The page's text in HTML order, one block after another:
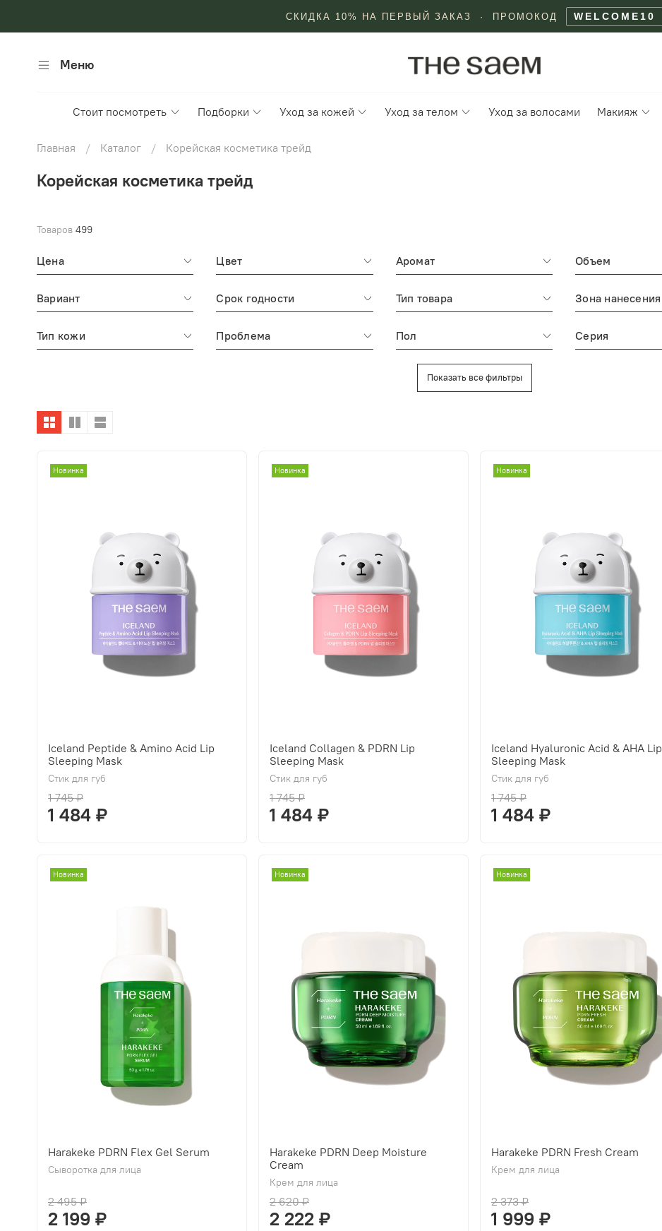
СКИДКА 10% НА ПЕРВЫЙ ЗАКАЗ · ПРОМОКОД WELCOME10
Меню
Стоит посмотреть Подборки Уход за кожей Уход за телом Уход за волосами Макияж
Главная Каталог Корейская косметика трейд
Корейская косметика трейд
Товаров 499
Цена Цвет Аромат Объем
Вариант Срок годности Тип товара Зона нанесения
Тип кожи Проблема Пол Серия
Показать все фильтры
Новинка
Iceland Peptide & Amino Acid Lip
Sleeping Mask
Стик для губ
1 745 ₽
1 484 ₽
Новинка
Iceland Collagen & PDRN Lip
Sleeping Mask
Стик для губ
1 745 ₽
1 484 ₽
Новинка
Iceland Hyaluronic Acid & AHA Lip
Sleeping Mask
Стик для губ
1 745 ₽
1 484 ₽
Новинка
Harakeke PDRN Flex Gel Serum
Сыворотка для лица
2 495 ₽
2 199 ₽
Новинка
Harakeke PDRN Deep Moisture
Cream
Крем для лица
2 620 ₽
2 222 ₽
Новинка
Harakeke PDRN Fresh Cream
Крем для лица
2 373 ₽
1 999 ₽